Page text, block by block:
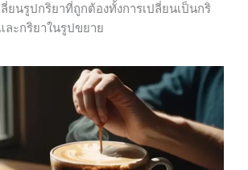
ยนรูปกริยาที่ถูกต้องทั้งการเปลี่ยนเป็นกริ
ละกริยาในรูปขยาย